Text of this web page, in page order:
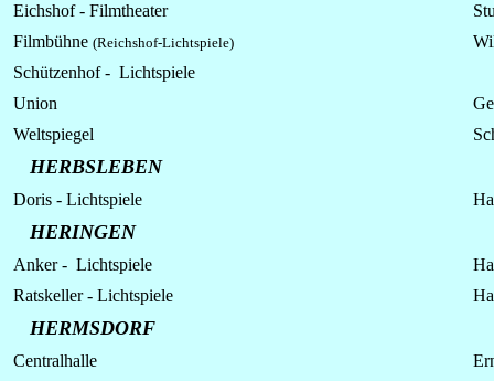
Eichshof - Filmtheater
Filmbühne (Reichshof-Lichtspiele)
Schützenhof - Lichtspiele
Union
Weltspiegel
HERBSLEBEN
Doris - Lichtspiele
HERINGEN
Anker - Lichtspiele
Ratskeller - Lichtspiele
HERMSDORF
Centralhalle